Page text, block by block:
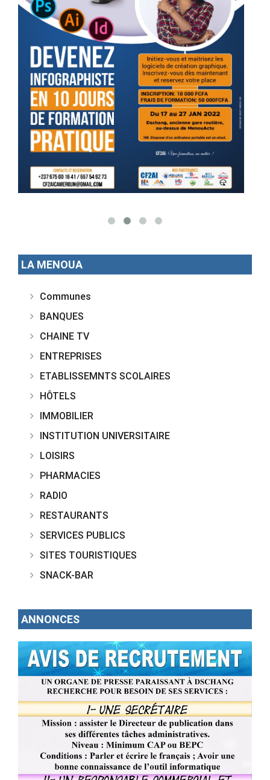
LA MENOUA
Communes
BANQUES
CHAINE TV
ENTREPRISES
ETABLISSEMNTS SCOLAIRES
HÔTELS
IMMOBILIER
INSTITUTION UNIVERSITAIRE
LOISIRS
PHARMACIES
RADIO
RESTAURANTS
SERVICES PUBLICS
SITES TOURISTIQUES
SNACK-BAR
ANNONCES